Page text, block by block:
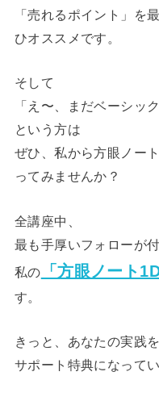
「売れるポイント」を
ひオススメです。
そして
「え〜、まだベーシッ
という方は
ぜひ、私から方眼ノー
ってみませんか？
全講座中、
最も手厚いフォローが
私の
「方眼ノート
す。
きっと、あなたの実践
サポート特典になって